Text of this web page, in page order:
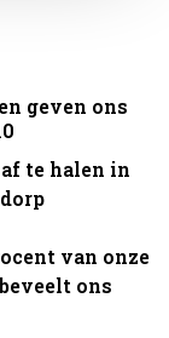
geven ons
te halen in
van onze
ons